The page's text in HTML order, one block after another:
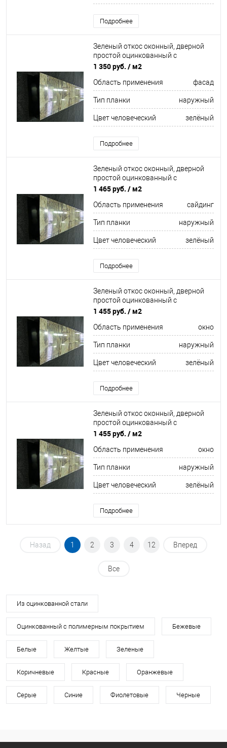
Подробнее
Зеленый откос оконный, дверной
простой оцинкованный c
порошковым покрытием 0,4мм
1 350 руб. / м2
Область применения фасад
Тип планки наружный
Цвет человеческий зелёный
Подробнее
Зеленый откос оконный, дверной
простой оцинкованный c
порошковым покрытием 0,7мм RAL
1 465 руб. / м2
Область применения сайдинг
Тип планки наружный
Цвет человеческий зелёный
Подробнее
Зеленый откос оконный, дверной
простой оцинкованный c
порошковым покрытием 0,5мм
1 455 руб. / м2
Область применения окно
Тип планки наружный
Цвет человеческий зелёный
Подробнее
Зеленый откос оконный, дверной
простой оцинкованный c
порошковым покрытием 0,5мм
1 455 руб. / м2
Область применения окно
Тип планки наружный
Цвет человеческий зелёный
Подробнее
Назад 1 2 3 4 12 Вперед
Все
Из оцинкованной стали
Оцинкованный с полимерным покрытием Бежевые
Белые Желтые Зеленые
Коричневые Красные Оранжевые
Серые Синие Фиолетовые Черные